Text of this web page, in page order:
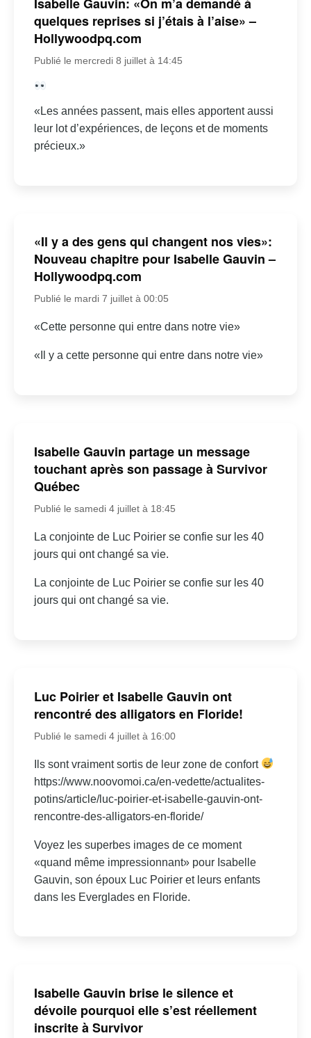
quelques reprises si j’étais à l’aise» –
Hollywoodpq.com
Publié le mercredi 8 juillet à 14:45
«Les années passent, mais elles apportent aussi
leur lot d’expériences, de leçons et de moments
précieux.»
«Il y a des gens qui changent nos vies»:
Nouveau chapitre pour Isabelle Gauvin –
Hollywoodpq.com
Publié le mardi 7 juillet à 00:05
«Cette personne qui entre dans notre vie»
«Il y a cette personne qui entre dans notre vie»
Isabelle Gauvin partage un message
touchant après son passage à Survivor
Québec
Publié le samedi 4 juillet à 18:45
La conjointe de Luc Poirier se confie sur les 40
jours qui ont changé sa vie.
La conjointe de Luc Poirier se confie sur les 40
jours qui ont changé sa vie.
Luc Poirier et Isabelle Gauvin ont
rencontré des alligators en Floride!
Publié le samedi 4 juillet à 16:00
Ils sont vraiment sortis de leur zone de confort
https://www.noovomoi.ca/en-vedette/actualites-
potins/article/luc-poirier-et-isabelle-gauvin-ont-
rencontre-des-alligators-en-floride/
Voyez les superbes images de ce moment
«quand même impressionnant» pour Isabelle
Gauvin, son époux Luc Poirier et leurs enfants
dans les Everglades en Floride.
Isabelle Gauvin brise le silence et
dévoile pourquoi elle s’est réellement
inscrite à Survivor